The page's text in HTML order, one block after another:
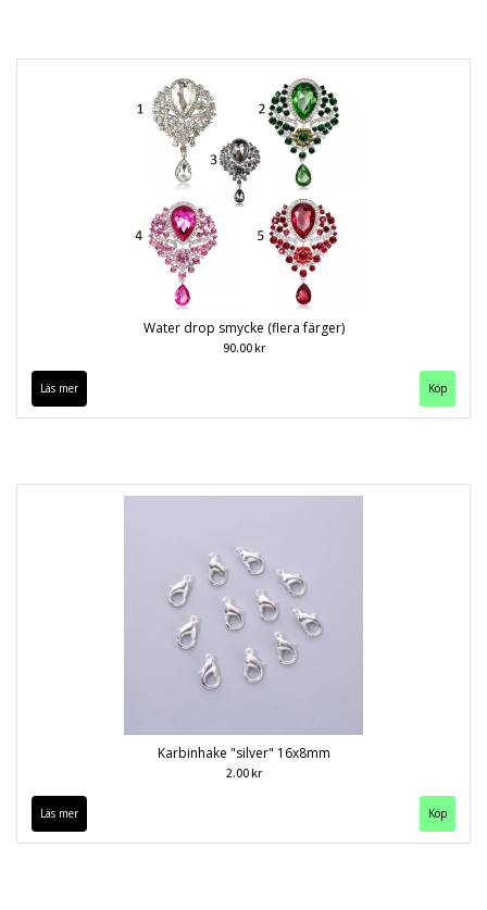
Water drop smycke (flera färger)
90.00 kr
Läs mer Köp
Karbinhake "silver" 16x8mm
2.00 kr
Läs mer